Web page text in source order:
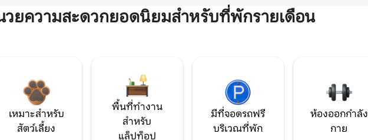
วยความสะดวกยอดนิยมสำหรับที่พักรายเดือน
เหมาะสำหรับ
สัตว์เลี้ยง
พื้นที่ทำงาน
สำหรับ
แล็ปท็อป
มีที่จอดรถฟรี
บริเวณที่พัก
ห้องออกกำลัง
กาย